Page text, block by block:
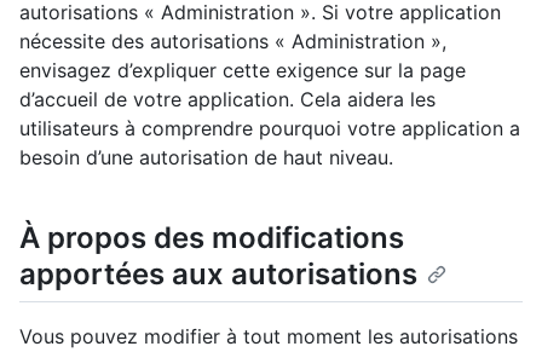
autorisations « Administration ». Si votre application
nécessite des autorisations « Administration »,
envisagez d’expliquer cette exigence sur la page
d’accueil de votre application. Cela aidera les
utilisateurs à comprendre pourquoi votre application a
besoin d’une autorisation de haut niveau.
À propos des modifications
apportées aux autorisations
Vous pouvez modifier à tout moment les autorisations